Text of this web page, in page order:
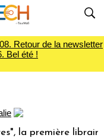
Retour de la newsletter
Bel été !
librairie du